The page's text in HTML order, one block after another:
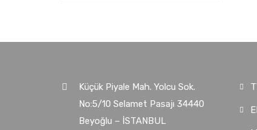
Küçük Piyale Mah. Yolcu Sok.
No:5/10 Selamet Pasajı 34440
Beyoğlu – İSTANBUL